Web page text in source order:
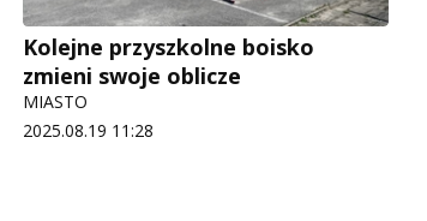
Kolejne przyszkolne boisko
zmieni swoje oblicze
MIASTO
2025.08.19 11:28